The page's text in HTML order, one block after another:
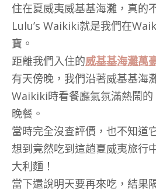
住在夏威夷威基基海灘，真的
Lulu’s Waikiki就是我們在
寶。
距離我們入住的威基基海灘萬
有天傍晚，我們沿著威基基海
Waikiki時看餐廳氣氛滿熱鬧
晚餐。
當時完全沒查評價，也不知道
想到竟然吃到這趟夏威夷旅行
大利麵！
當下還說明天要再來吃，結果